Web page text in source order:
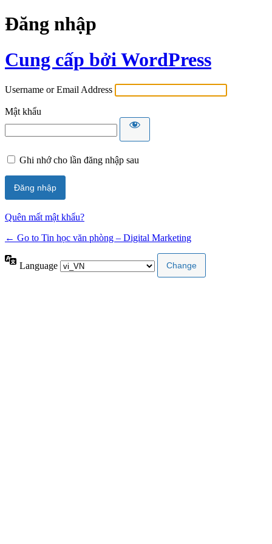
Đăng nhập
Cung cấp bởi WordPress
Username or Email Address
Mật khẩu
Ghi nhớ cho lần đăng nhập sau
Quên mất mật khẩu?
← Go to Tin học văn phòng – Digital Marketing
Language